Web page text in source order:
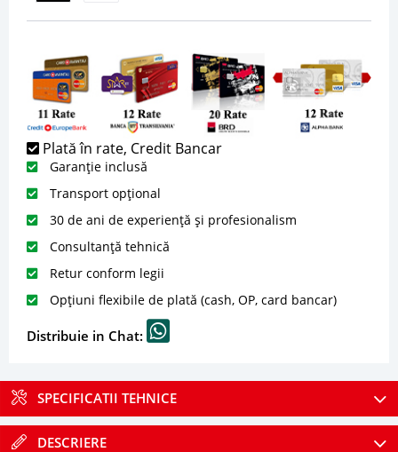
Plată în rate, Credit Bancar
Garanție inclusă
Transport opțional
30 de ani de experiență și profesionalism
Consultanță tehnică
Retur conform legii
Opțiuni flexibile de plată (cash, OP, card bancar)
Distribuie in Chat:
SPECIFICATII TEHNICE
DESCRIERE